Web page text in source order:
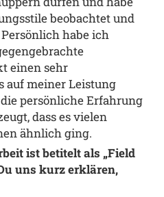
beobachtet und
habe ich
einen sehr
auf meiner Leistung
persönliche Erfahrung
dass es vielen
ähnlich ging.
ist betitelt als „Field
uns kurz erklären,